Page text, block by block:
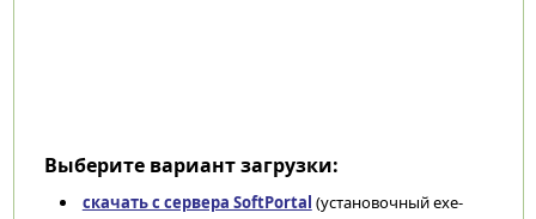
Выберите вариант загрузки:
скачать с сервера SoftPortal (установочный exe-